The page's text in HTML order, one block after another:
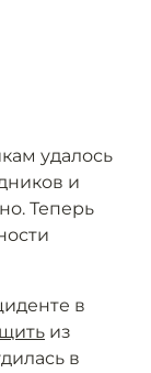
удалось
и
Теперь
в
из
в